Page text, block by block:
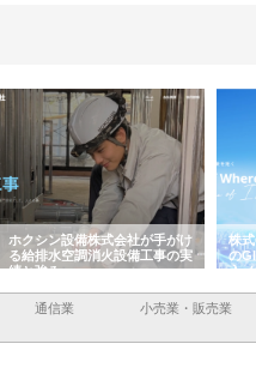
ホクシン設備株式会社が手がけ
る給排水空調消火設備工事の実
績と強み
株
の
入
通信業 小売業・販売業